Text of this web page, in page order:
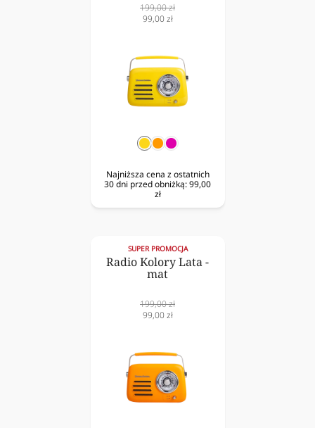
Cena
normalna
199,00 zł
Cena
99,00 zł
żółtypomarańczowy
fuksja
Najniższa cena z ostatnich
30 dni przed obniżką:99,00
zł
SUPER PROMOCJA
Radio Kolory Lata -
mat
Cena
normalna
199,00 zł
Cena
99,00 zł